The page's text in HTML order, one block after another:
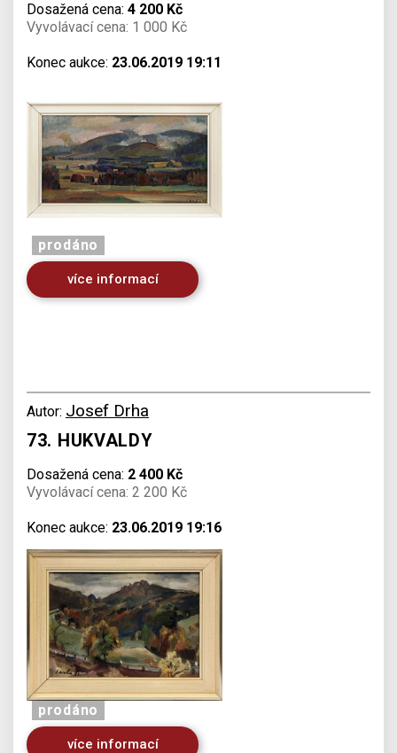
Dosažená cena: 4 200 Kč
Vyvolávací cena: 1 000 Kč
Konec aukce: 23.06.2019 19:11
prodáno
více informací
Autor: Josef Drha
73. HUKVALDY
Dosažená cena: 2 400 Kč
Vyvolávací cena: 2 200 Kč
Konec aukce: 23.06.2019 19:16
prodáno
více informací